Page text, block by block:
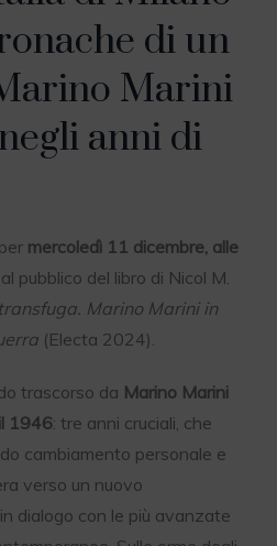
di un
Marini
anni di
mercoledì 11 dicembre, alle
pubblico del libro di Nicol M.
Marino Marini in
(Electa 2024).
trascorso da Marino Marini
1946: tre anni cruciali, che
cambiamento personale e
verso un nuovo
dialogo con le più avanzate